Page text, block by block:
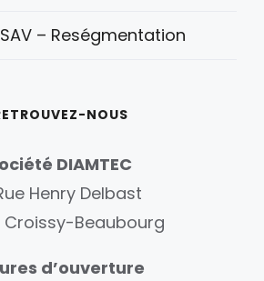
– Reségmentation
NOUS
DIAMTEC
Henry Delbast
Croissy-Beaubourg
d’ouverture